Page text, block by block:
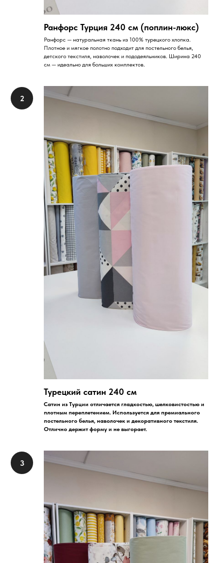
Ранфорс Турция 240 см (поплин-люкс)
Ранфорс — натуральная ткань из 100% турецкого хлопка.
Плотное и мягкое полотно подходит для постельного белья,
детского текстиля, наволочек и пододеяльников. Ширина 240
см — идеально для больших комплектов.
Турецкий сатин 240 см
Сатин из Турции отличается гладкостью, шелковистостью и
плотным переплетением. Используется для премиального
постельного белья, наволочек и декоративного текстиля.
Отлично держит форму и не выгорает.